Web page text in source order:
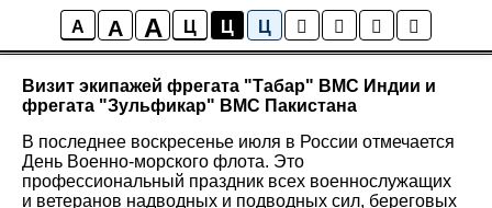
A A A Ц Ц Ц
Новости
Визит экипажей фрегата "Табар" ВМС Индии и
фрегата "Зульфикар" ВМС Пакистана
В последнее воскресенье июля в России отмечается
День Военно-морского флота. Это
профессиональный праздник всех военнослужащих
и ветеранов надводных и подводных сил, береговых